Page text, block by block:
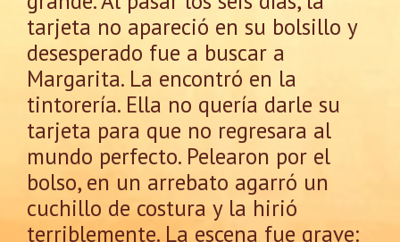
tarjeta no apareció en su bolsillo y
desesperado fue a buscar a
Margarita. La encontró en la
tintorería. Ella no quería darle su
tarjeta para que no regresara al
mundo perfecto. Pelearon por el
bolso, en un arrebato agarró un
cuchillo de costura y la hirió
terriblemente. La escena fue grave: